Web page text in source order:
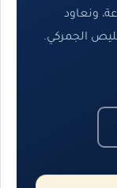
ونعاود
الجمركي.